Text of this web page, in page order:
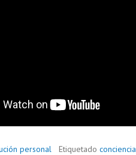
personal Etiquetado conciencia